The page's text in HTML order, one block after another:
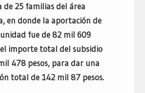
de 25 familias del área
en donde la aportación de
fue de 82 mil 609
el importe total del subsidio
478 pesos, para dar una
total de 142 mil 87 pesos.